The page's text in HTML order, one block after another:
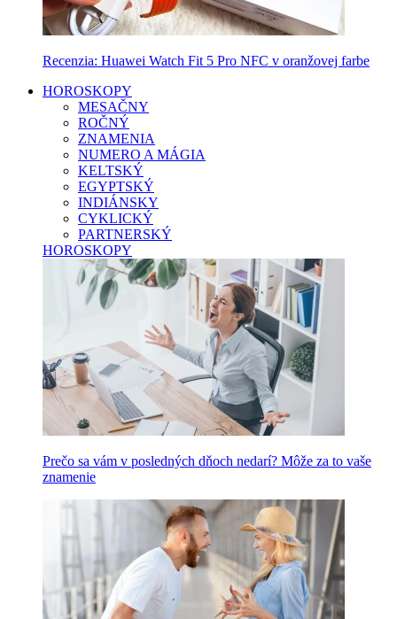
Recenzia: Huawei Watch Fit 5 Pro NFC v oranžovej farbe
HOROSKOPY
MESAČNY
ROČNÝ
ZNAMENIA
NUMERO A MÁGIA
KELTSKÝ
EGYPTSKÝ
INDIÁNSKY
CYKLICKÝ
PARTNERSKÝ
HOROSKOPY
Prečo sa vám v posledných dňoch nedarí? Môže za to vaše
znamenie